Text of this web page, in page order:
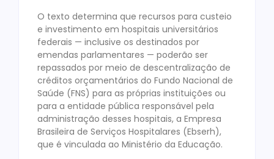
O texto determina que recursos para custeio
e investimento em hospitais universitários
federais — inclusive os destinados por
emendas parlamentares — poderão ser
repassados por meio de descentralização de
créditos orçamentários do Fundo Nacional de
Saúde (FNS) para as próprias instituições ou
para a entidade pública responsável pela
administração desses hospitais, a Empresa
Brasileira de Serviços Hospitalares (Ebserh),
que é vinculada ao Ministério da Educação.